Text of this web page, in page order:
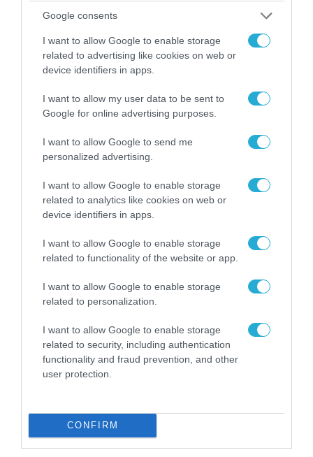
Google consents
I want to allow Google to enable storage
related to advertising like cookies on web or
device identifiers in apps.
I want to allow my user data to be sent to
Google for online advertising purposes.
I want to allow Google to send me
personalized advertising.
I want to allow Google to enable storage
related to analytics like cookies on web or
device identifiers in apps.
I want to allow Google to enable storage
related to functionality of the website or app.
I want to allow Google to enable storage
related to personalization.
I want to allow Google to enable storage
related to security, including authentication
functionality and fraud prevention, and other
user protection.
CONFIRM
04.08.2026 | 15:02
Αυτή την ώρα το τελευταίο «αντίο» στον πρώην
04.08.2026 | 13:02
Πυροσβεστών για την δημοσιογράφο του OPEN
που γέλασε στη φωτιά